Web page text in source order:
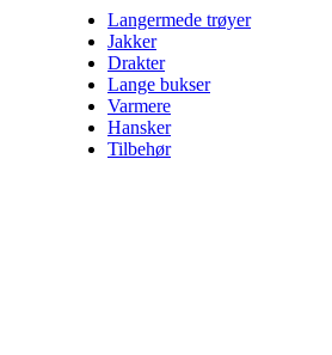
Langermede trøyer
Jakker
Drakter
Lange bukser
Varmere
Hansker
Tilbehør